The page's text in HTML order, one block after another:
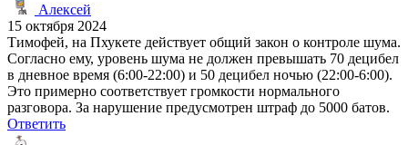
Алексей
15 октября 2024
Тимофей, на Пхукете действует общий закон о контроле шума.
Согласно ему, уровень шума не должен превышать 70 децибел
в дневное время (6:00-22:00) и 50 децибел ночью (22:00-6:00).
Это примерно соответствует громкости нормального
разговора. За нарушение предусмотрен штраф до 5000 батов.
Ответить